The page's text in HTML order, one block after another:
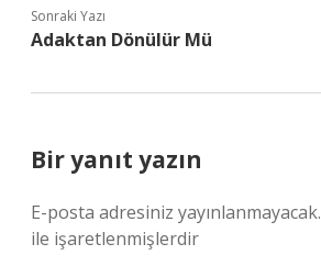
Sonraki Yazı
Adaktan Dönülür Mü
Bir yanıt yazın
E-posta adresiniz yayınlanmayacak.
ile işaretlenmişlerdir